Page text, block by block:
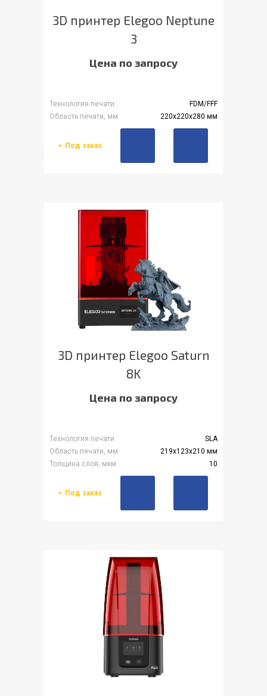
3D принтер Elegoo Neptune
3
Цена по запросу
Технология печати
FDM/FFF
Область печати, мм
220x220x280 мм
Под заказ
3D принтер Elegoo Saturn
8K
Цена по запросу
Технология печати
SLA
Область печати, мм
219х123х210 мм
Толщина слоя, мкм
10
Под заказ